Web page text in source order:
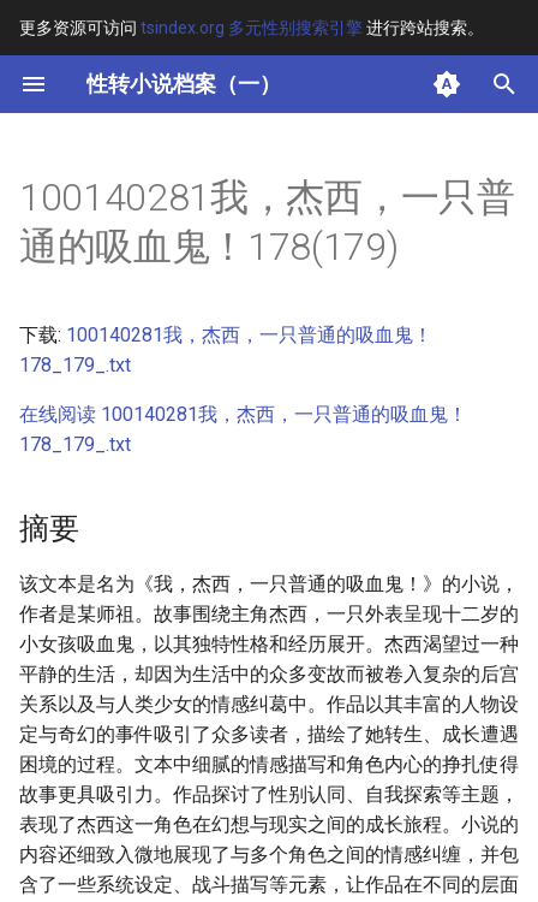
更多资源可访问 tsindex.org 多元性别搜索引擎进行跨站搜索。
性转小说档案（一）
键
开
始
索
其他信息 [Processed Page
Metadata]
100140281我，杰西，一只普
通的吸血鬼！178(179)
下载: 100140281我，杰西，一只普通的吸血鬼！
178_179_.txt
在线阅读 100140281我，杰西，一只普通的吸血鬼！
178_179_.txt
摘要
该文本是名为《我，杰西，一只普通的吸血鬼！》的小说，
作者是某师祖。故事围绕主角杰西，一只外表呈现十二岁的
小女孩吸血鬼，以其独特性格和经历展开。杰西渴望过一种
平静的生活，却因为生活中的众多变故而被卷入复杂的后宫
关系以及与人类少女的情感纠葛中。作品以其丰富的人物设
定与奇幻的事件吸引了众多读者，描绘了她转生、成长遭遇
困境的过程。文本中细腻的情感描写和角色内心的挣扎使得
故事更具吸引力。作品探讨了性别认同、自我探索等主题，
表现了杰西这一角色在幻想与现实之间的成长旅程。小说的
内容还细致入微地展现了与多个角色之间的情感纠缠，并包
含了一些系统设定、战斗描写等元素，让作品在不同的层面